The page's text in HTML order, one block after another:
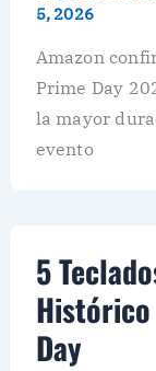
5, 2026
Amazon
Prime Day
la mayor
evento
5
Histórico
Day